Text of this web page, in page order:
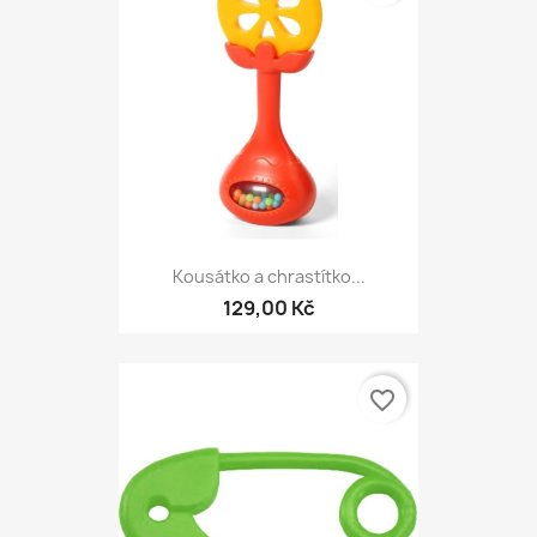
Kousátko a chrastítko...
129,00 Kč
favorite_border